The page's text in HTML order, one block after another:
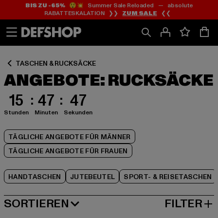
Zum
Inhalt
springen
Zum
Fußzeile
springen
BIS ZU -65%😲💥 Summer Sale Reloaded — absolute
RABATTESKALATION ❯❯ ZUM SALE ❮❮
TASCHEN & RUCKSÄCKE
ANGEBOTE: RUCKSÄCKE
15
Stunden
47
Minuten
46
Sekunden
TÄGLICHE ANGEBOTE FÜR MÄNNER
TÄGLICHE ANGEBOTE FÜR FRAUEN
HANDTASCHEN JUTEBEUTEL SPORT- & REISETASCHEN
Zum
Produktraster
springen
SORTIEREN
BELIEBTESTE FILTER